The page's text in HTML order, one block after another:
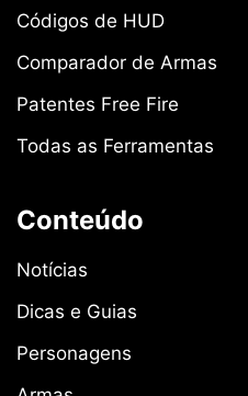
Códigos de HUD
Comparador de Armas
Patentes Free Fire
Todas as Ferramentas
Conteúdo
Notícias
Dicas e Guias
Personagens